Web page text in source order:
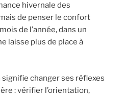
hivernale des
de penser le confort
de l’année, dans un
laisse plus de place à
changer ses réflexes
: vérifier l’orientation,